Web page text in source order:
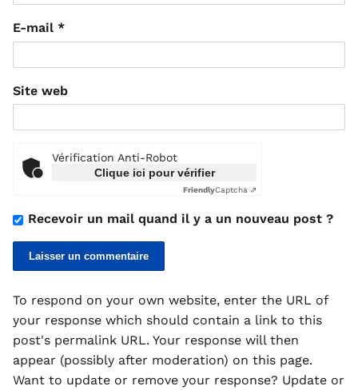
E-mail *
Site web
Vérification Anti-Robot
Clique ici pour vérifier
FriendlyCaptcha ⇗
Recevoir un mail quand il y a un nouveau post ?
To respond on your own website, enter the URL of
your response which should contain a link to this
post's permalink URL. Your response will then
appear (possibly after moderation) on this page.
Want to update or remove your response? Update or